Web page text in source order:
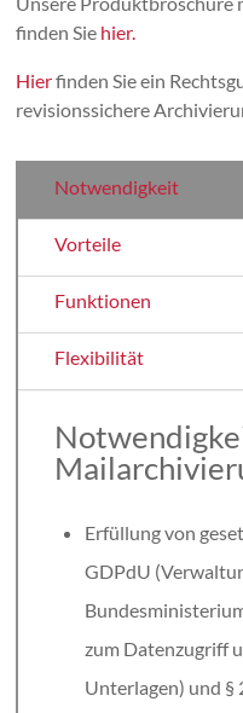
finden Sie hier.
Hierfinden Sie ein
revisionssichere
Notwendigkeit
Vorteile
Funktionen
Flexibilität
Erfüllung von
GDPdU
zum Datenzugriff
Unterlagen) und §